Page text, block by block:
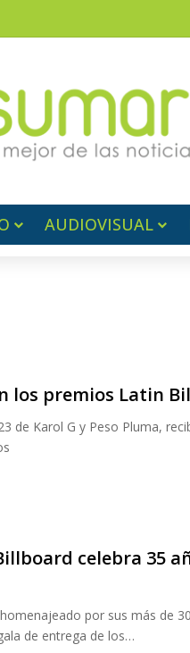
AUDIOVISUAL
los premios Latin
de Karol G y Peso Pluma,
celebra 35
por sus más de
de entrega de los…